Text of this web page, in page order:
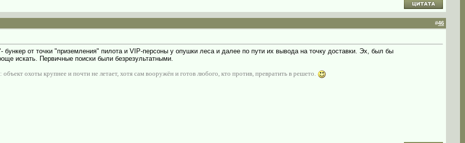
#46
бункер от точки "приземления" пилота и VIP-персоны у опушки леса и далее по пути их вывода на точку доставки. Эх, был бы
искать. Первичные поиски были безрезультатными.
охоты крупнее и почти не летает, хотя сам вооружён и готов любого, кто против, превратить в решето.